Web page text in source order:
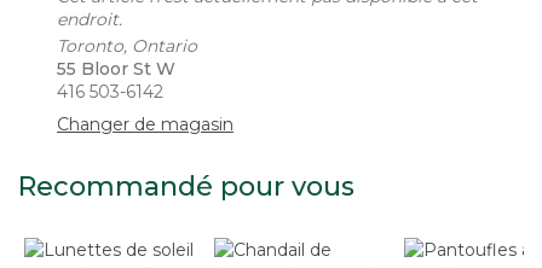
endroit.
Toronto, Ontario
55 Bloor St W
416 503-6142
Changer de magasin
Recommandé pour vous